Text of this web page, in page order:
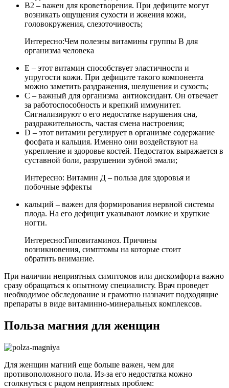
В2 – важен для кроветворения. При дефиците могут
возникать ощущения сухости и жжения кожи,
головокружения, слезоточивость;
Интересно:Чем полезны витамины группы B для
организма человека
Е – этот витамин способствует эластичности и
упругости кожи. При дефиците такого компонента
можно заметить раздражения, шелушения и сухость;
С – важный для организма антиоксидант. Он отвечает
за работоспособность и крепкий иммунитет.
Сигнализируют о его недостатке нарушения сна,
раздражительность, частая смена настроения;
D – этот витамин регулирует в организме содержание
фосфата и кальция. Именно они воздействуют на
укрепление и здоровье костей. Недостаток выражается в
суставной боли, разрушении зубной эмали;
Интересно: Витамин Д – польза для здоровья и
побочные эффекты
кальций – важен для формирования нервной системы
плода. На его дефицит указывают ломкие и хрупкие
ногти.
Интересно:Гиповитаминоз. Причины
возникновения, симптомы на которые стоит
обратить внимание.
При наличии неприятных симптомов или дискомфорта важно
сразу обращаться к опытному специалисту. Врач проведет
необходимое обследование и грамотно назначит подходящие
препараты в виде витаминно-минеральных комплексов.
Польза магния для женщин
Для женщин магний еще больше важен, чем для
противоположного пола. Из-за его недостатка можно
столкнуться с рядом неприятных проблем: